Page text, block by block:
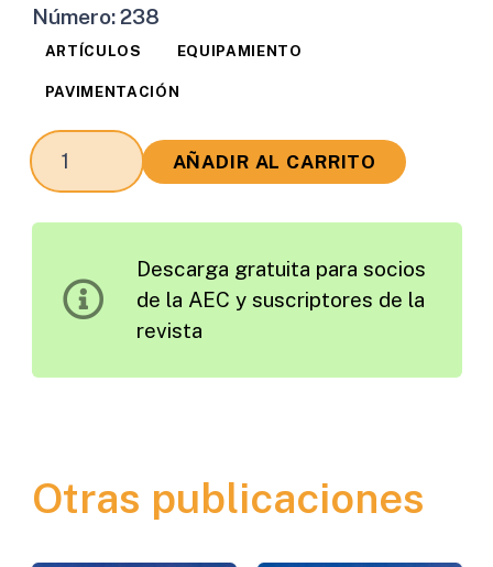
Número:238
ARTÍCULOS EQUIPAMIENTO
PAVIMENTACIÓN
Propuesta
para
Disponibilidad
en
Chile
AÑADIR AL CARRITO
Descarga gratuita para socios
de la AEC y suscriptores de la
revista
Otras publicaciones